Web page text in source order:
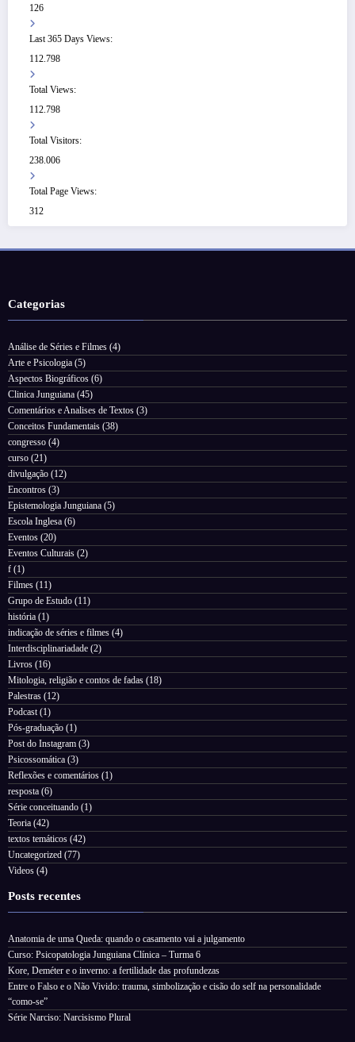
126
Last 365 Days Views:
112.798
Total Views:
112.798
Total Visitors:
238.006
Total Page Views:
312
Categorias
Análise de Séries e Filmes (4)
Arte e Psicologia (5)
Aspectos Biográficos (6)
Clinica Junguiana (45)
Comentários e Analises de Textos (3)
Conceitos Fundamentais (38)
congresso (4)
curso (21)
divulgação (12)
Encontros (3)
Epistemologia Junguiana (5)
Escola Inglesa (6)
Eventos (20)
Eventos Culturais (2)
f (1)
Filmes (11)
Grupo de Estudo (11)
história (1)
indicação de séries e filmes (4)
Interdisciplinariadade (2)
Livros (16)
Mitologia, religião e contos de fadas (18)
Palestras (12)
Podcast (1)
Pós-graduação (1)
Post do Instagram (3)
Psicossomática (3)
Reflexões e comentários (1)
resposta (6)
Série conceituando (1)
Teoria (42)
textos temáticos (42)
Uncategorized (77)
Videos (4)
Posts recentes
Anatomia de uma Queda: quando o casamento vai a julgamento
Curso: Psicopatologia Junguiana Clínica – Turma 6
Kore, Deméter e o inverno: a fertilidade das profundezas
Entre o Falso e o Não Vivido: trauma, simbolização e cisão do self na personalidade
“como-se”
Série Narciso: Narcisismo Plural